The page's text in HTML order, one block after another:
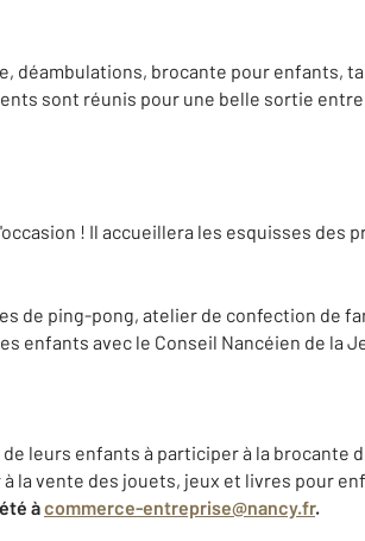
déambulations, brocante pour enfants,
sont réunis pour une belle sortie entre
! Il accueillera les esquisses des
de ping-pong, atelier de confection de
avec le Conseil Nancéien de la
leurs enfants à participer à la brocante
la vente des jouets, jeux et livres pour
àcommerce-entreprise@nancy.fr.